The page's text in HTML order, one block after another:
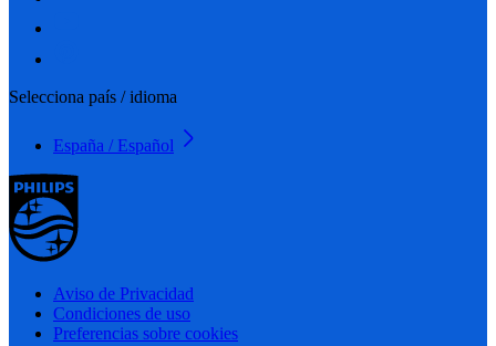
Selecciona país / idioma
España / Español
Aviso de Privacidad
Condiciones de uso
Preferencias sobre cookies